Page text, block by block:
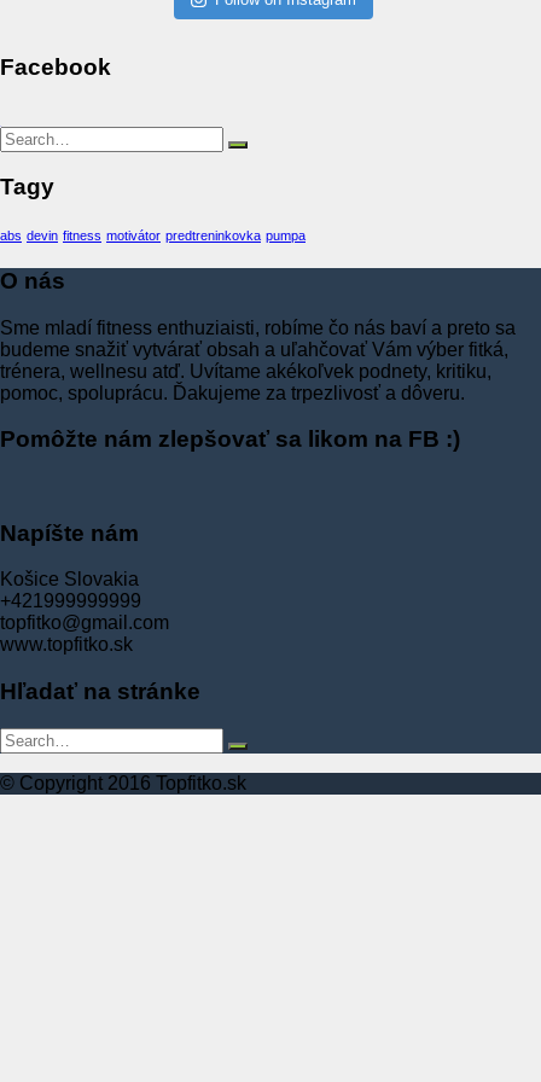
Facebook
Friv
Tagy
abs devin fitness motivátor predtreninkovka pumpa
O nás
Sme mladí fitness enthuziaisti, robíme čo nás baví a preto sa
budeme snažiť vytvárať obsah a uľahčovať Vám výber fitká,
trénera, wellnesu atď. Uvítame akékoľvek podnety, kritiku,
pomoc, spoluprácu. Ďakujeme za trpezlivosť a dôveru.
Pomôžte nám zlepšovať sa likom na FB :)
Napíšte nám
Košice Slovakia
+421999999999
topfitko@gmail.com
www.topfitko.sk
Hľadať na stránke
© Copyright 2016 Topfitko.sk